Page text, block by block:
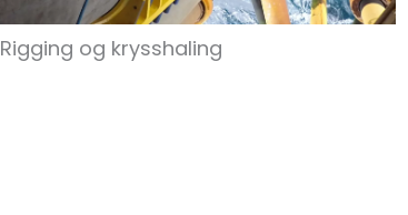
Rigging og krysshaling